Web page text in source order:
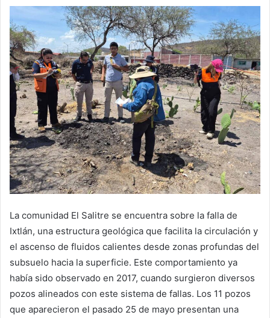
La comunidad El Salitre se encuentra sobre la falla de
Ixtlán, una estructura geológica que facilita la circulación y
el ascenso de fluidos calientes desde zonas profundas del
subsuelo hacia la superficie. Este comportamiento ya
había sido observado en 2017, cuando surgieron diversos
pozos alineados con este sistema de fallas. Los 11 pozos
que aparecieron el pasado 25 de mayo presentan una